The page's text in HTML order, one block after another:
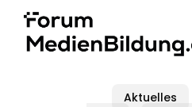
Aktuelles